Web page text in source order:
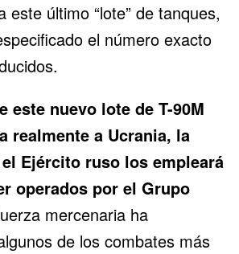
este último “lote” de tanques,
el número exacto
este nuevo lote de T-90M
realmente a Ucrania, la
Ejército ruso los empleará
operados por el Grupo
mercenaria ha
de los combates más